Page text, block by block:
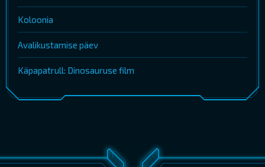
Koloonia
Avalikustamise päev
Käpapatrull: Dinosauruse film